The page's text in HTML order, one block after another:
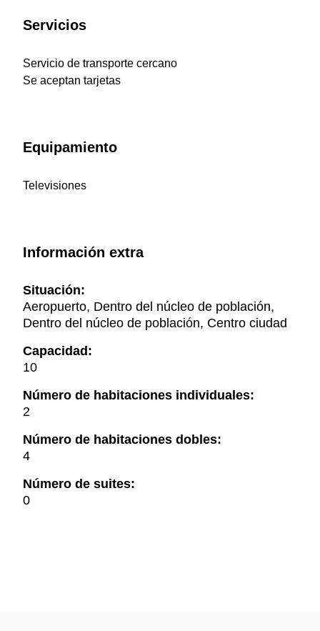
Servicios
Servicio de transporte cercano
Se aceptan tarjetas
Equipamiento
Televisiones
Información extra
Situación:
Aeropuerto, Dentro del núcleo de población,
Dentro del núcleo de población, Centro ciudad
Capacidad:
10
Número de habitaciones individuales:
2
Número de habitaciones dobles:
4
Número de suites:
0